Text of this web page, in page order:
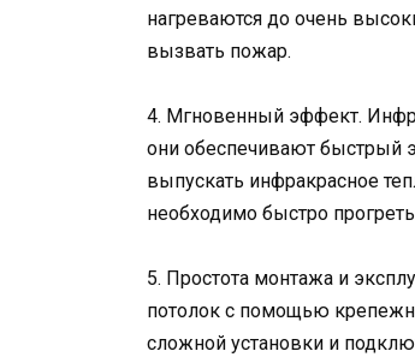
нагреваются до очень
вызвать пожар.
4. Мгновенный эффект.
они обеспечивают быстрый
выпускать инфракрасное
необходимо быстро
5. Простота монтажа и
потолок с помощью
сложной установки и